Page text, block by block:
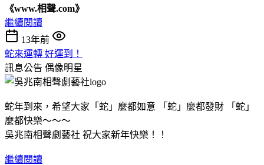
《www.相聲.com》
繼續閱讀
13年前
蛇來運轉 好運到！
訊息公告 偶像明星
蛇年到來，希望大家「蛇」麼都如意 「蛇」麼都發財 「蛇」
麼都快樂～～～
吳兆南相聲劇藝社 祝大家新年快樂！！
繼續閱讀